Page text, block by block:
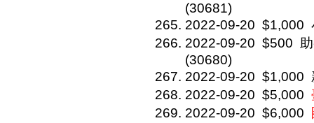
(30681)
2022-09-20 $1,000
2022-09-20 $500
(30680)
2022-09-20 $1,000
2022-09-20 $5,000
2022-09-20 $6,000